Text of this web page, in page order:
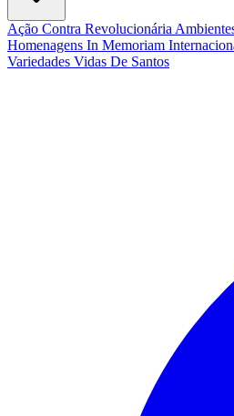
Ação Contra Revolucionária
Homenagens In Memoriam
Variedades Vidas De Santos